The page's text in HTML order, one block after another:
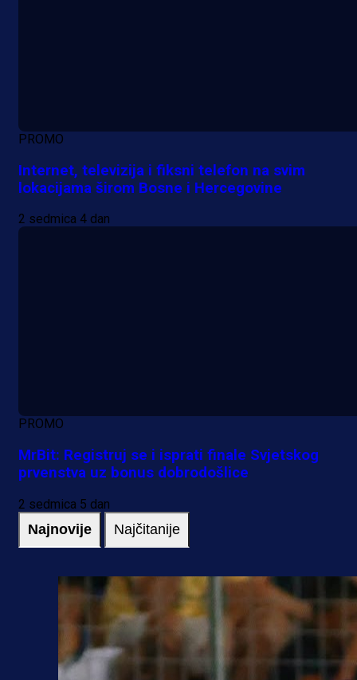
PROMO
Internet, televizija i fiksni telefon na svim
lokacijama širom Bosne i Hercegovine
2 sedmica 4 dan
PROMO
MrBit: Registruj se i isprati finale Svjetskog
prvenstva uz bonus dobrodošlice
2 sedmica 5 dan
Najnovije Najčitanije